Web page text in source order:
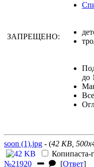
ЗАПРЕЩЕНО:
до
soon (1).jpg - (42 KB,
Копипаста-
№21920
[Ответ]